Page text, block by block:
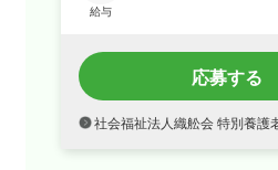
給与
応募する
社会福祉法人織舩会 特別養護